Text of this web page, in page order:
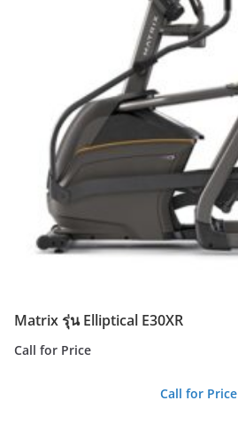
Matrix รุ่น Elliptical E30XR
Call for Price
Call for Price